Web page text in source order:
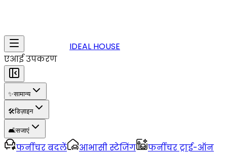
IDEAL HOUSE
एआई उपकरण
✨सामान्य
🛠️डिज़ाइन
🛋️सजाएं
फर्नीचर बदलें आभासी स्टेजिंग
फर्नीचर ट्राई-ऑन